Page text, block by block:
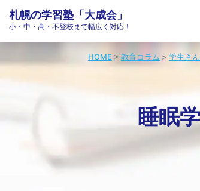
札幌の学習塾「大成会」
小・中・高・不登校まで幅広く対応！
HOME > 教育コラム > 学生さ
睡眠